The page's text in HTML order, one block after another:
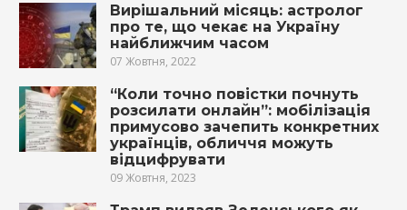
Вирішальний місяць: астролог
про те, що чекає на Україну
найближчим часом
07 Жовтня, 2022
“Коли точно повістки почнуть
розсилати онлайн”: мобілізація
примусово зачепить конкретних
українців, обличчя можуть
відцифрувати
09 Жовтня, 2023